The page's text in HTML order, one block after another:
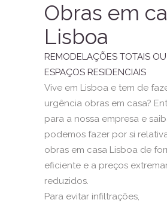
Obras em
Lisboa
REMODELAÇÕES TOTAIS
ESPAÇOS RESIDENCIAIS
Vive em Lisboa e tem de
urgência obras em casa?
para a nossa empresa e
podemos fazer por si
obras em casa Lisboa de
eficiente e a preços
reduzidos.
Para evitar infiltrações,